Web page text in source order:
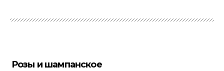
Розы и шампанское